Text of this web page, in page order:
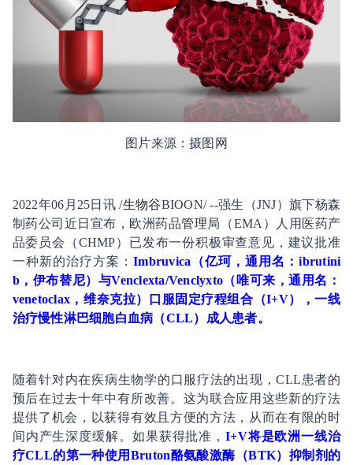
图片来源：摄图网
2022年06月25日讯 /生物谷BIOON/ --强生（JNJ）旗下杨森
制药公司近日宣布，欧洲药品管理局（EMA）人用医药产
品委员会（CHMP）已发布一份积极审查意见，建议批准
一种新的治疗方案：Imbruvica（亿珂，通用名：ibrutini
b，伊布替尼）与Venclexta/Venclyxto（唯可来，通用名：
venetoclax，维奈克拉）口服固定疗程组合（I+V），一线
治疗慢性淋巴细胞白血病 （CLL）成人患者。
随着针对内在疾病生物学的口服疗法的出现，CLL患者的
预后在过去十年中有所改善。这为联合应用这些新的疗法
提供了机会，以获得有效且方便的方法，从而在有限的时
间内产生深度缓解。如果获得批准，I+V将是欧洲一线治
疗CLL的第一种使用Bruton酪氨酸激酶（BTK）抑制剂的